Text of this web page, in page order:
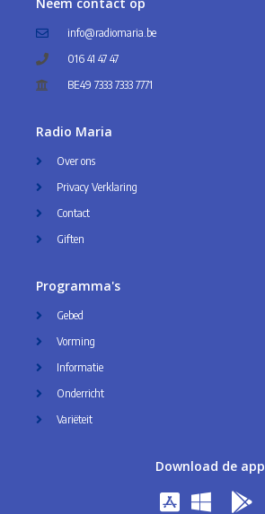
info@radiomaria.be
016 41 47 47
BE49 7333 7333 7771
Radio Maria
Over ons
Privacy Verklaring
Contact
Giften
Programma's
Gebed
Vorming
Informatie
Onderricht
Variëteit
Download de app